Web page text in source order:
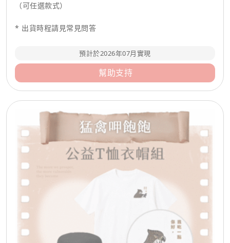
（可任選款式）
* 出貨時程請見常見問答
預計於2026年07月實現
幫助支持